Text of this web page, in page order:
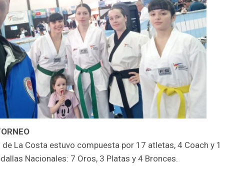
La Costa estuvo compuesta por 17 atletas, 4 Coach y 1
Nacionales: 7 Oros, 3 Platas y 4 Bronces.